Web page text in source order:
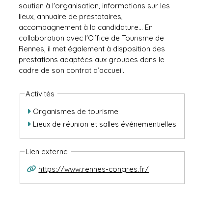
soutien à l'organisation, informations sur les
lieux, annuaire de prestataires,
accompagnement à la candidature... En
collaboration avec l'Office de Tourisme de
Rennes, il met également à disposition des
prestations adaptées aux groupes dans le
cadre de son contrat d’accueil.
Activités
Organismes de tourisme
Lieux de réunion et salles événementielles
Lien externe
https://www.rennes-congres.fr/